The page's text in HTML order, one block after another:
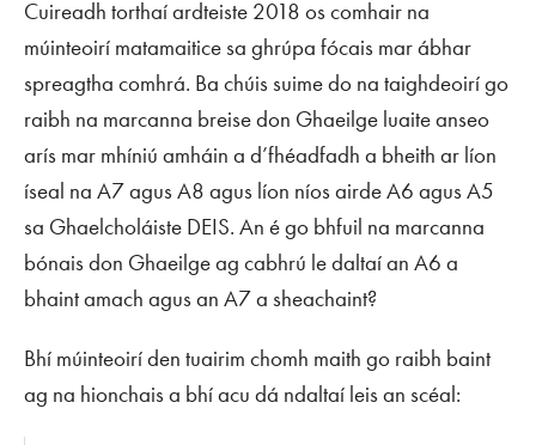
Cuireadh torthaí ardteiste 2018 os comhair na
múinteoirí matamaitice sa ghrúpa fócais mar ábhar
spreagtha comhrá. Ba chúis suime do na taighdeoirí go
raibh na marcanna breise don Ghaeilge luaite anseo
arís mar mhíniú amháin a d’fhéadfadh a bheith ar líon
íseal na A7 agus A8 agus líon níos airde A6 agus A5
sa Ghaelcholáiste DEIS. An é go bhfuil na marcanna
bónais don Ghaeilge ag cabhrú le daltaí an A6 a
bhaint amach agus an A7 a sheachaint?
Bhí múinteoirí den tuairim chomh maith go raibh baint
ag na hionchais a bhí acu dá ndaltaí leis an scéal: